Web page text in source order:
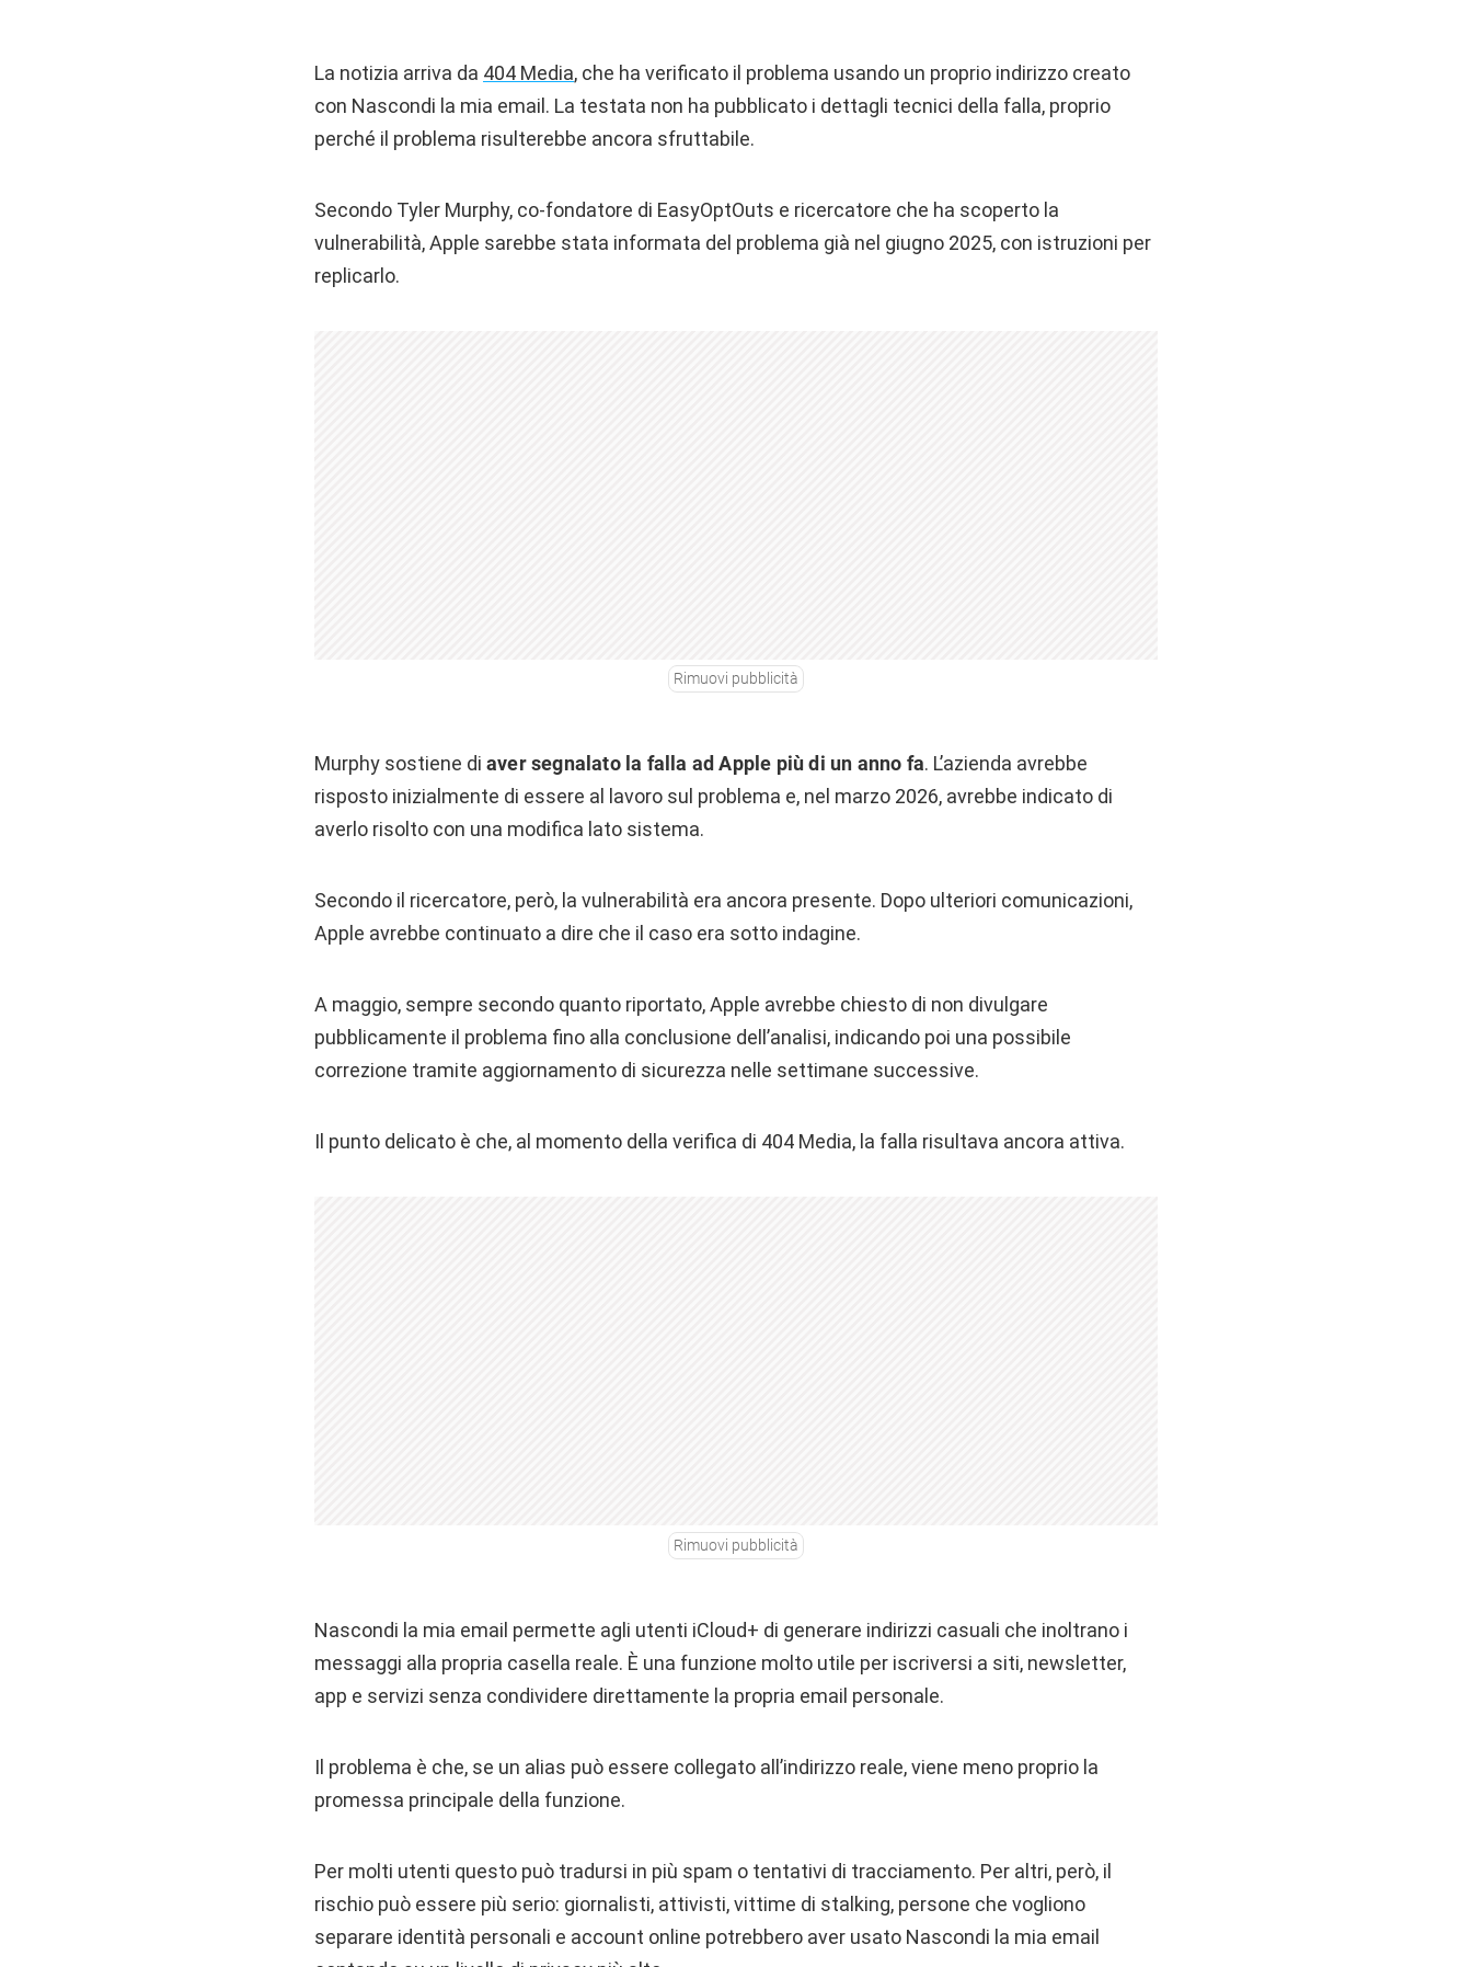
La notizia arriva da 404 Media, che ha verificato il problema usando un proprio indirizzo creato
con Nascondi la mia email. La testata non ha pubblicato i dettagli tecnici della falla, proprio
perché il problema risulterebbe ancora sfruttabile.
Secondo Tyler Murphy, co-fondatore di EasyOptOuts e ricercatore che ha scoperto la
vulnerabilità, Apple sarebbe stata informata del problema già nel giugno 2025, con istruzioni per
replicarlo.
Rimuovi pubblicità
Murphy sostiene di aver segnalato la falla ad Apple più di un anno fa. L’azienda avrebbe
risposto inizialmente di essere al lavoro sul problema e, nel marzo 2026, avrebbe indicato di
averlo risolto con una modifica lato sistema.
Secondo il ricercatore, però, la vulnerabilità era ancora presente. Dopo ulteriori comunicazioni,
Apple avrebbe continuato a dire che il caso era sotto indagine.
A maggio, sempre secondo quanto riportato, Apple avrebbe chiesto di non divulgare
pubblicamente il problema fino alla conclusione dell’analisi, indicando poi una possibile
correzione tramite aggiornamento di sicurezza nelle settimane successive.
Il punto delicato è che, al momento della verifica di 404 Media, la falla risultava ancora attiva.
Rimuovi pubblicità
Nascondi la mia email permette agli utenti iCloud+ di generare indirizzi casuali che inoltrano i
messaggi alla propria casella reale. È una funzione molto utile per iscriversi a siti, newsletter,
app e servizi senza condividere direttamente la propria email personale.
Il problema è che, se un alias può essere collegato all’indirizzo reale, viene meno proprio la
promessa principale della funzione.
Per molti utenti questo può tradursi in più spam o tentativi di tracciamento. Per altri, però, il
rischio può essere più serio: giornalisti, attivisti, vittime di stalking, persone che vogliono
separare identità personali e account online potrebbero aver usato Nascondi la mia email